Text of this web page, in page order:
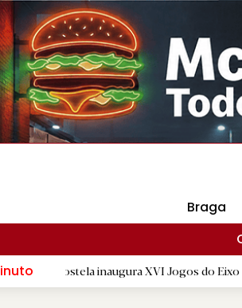
15ºC 30ºC DMtv
Braga
inaugura XVI Jogos do Eixo Atlântico